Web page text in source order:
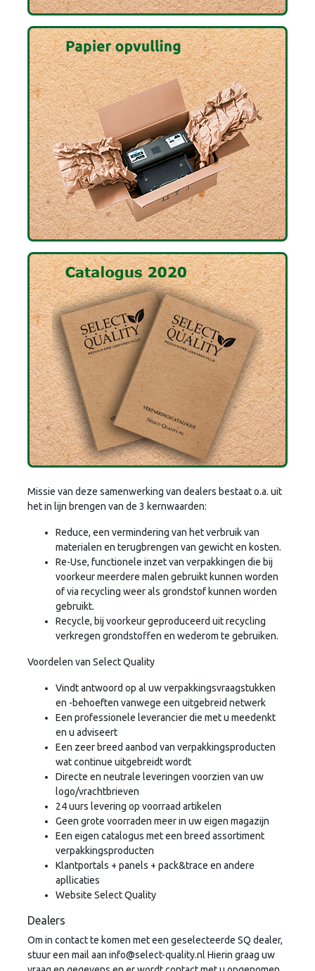
Missie van deze samenwerking van dealers bestaat o.a. uit
het in lijn brengen van de 3 kernwaarden:
Reduce, een vermindering van het verbruik van
materialen en terugbrengen van gewicht en kosten.
Re-Use, functionele inzet van verpakkingen die bij
voorkeur meerdere malen gebruikt kunnen worden
of via recycling weer als grondstof kunnen worden
gebruikt.
Recycle, bij voorkeur geproduceerd uit recycling
verkregen grondstoffen en wederom te gebruiken.
Voordelen van Select Quality
Vindt antwoord op al uw verpakkingsvraagstukken
en -behoeften vanwege een uitgebreid netwerk
Een professionele leverancier die met u meedenkt
en u adviseert
Een zeer breed aanbod van verpakkingsproducten
wat continue uitgebreidt wordt
Directe en neutrale leveringen voorzien van uw
logo/vrachtbrieven
24 uurs levering op voorraad artikelen
Geen grote voorraden meer in uw eigen magazijn
Een eigen catalogus met een breed assortiment
verpakkingsproducten
Klantportals + panels + pack&trace en andere
apllicaties
Website Select Quality
Dealers
Om in contact te komen met een geselecteerde SQ dealer,
stuur een mail aan info@select-quality.nl Hierin graag uw